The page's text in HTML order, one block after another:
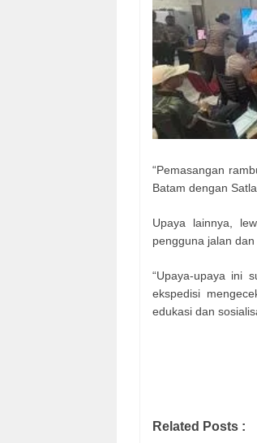
“Pemasangan
Batam dengan
Upaya lainnya,
pengguna jalan
“Upaya-upaya ini
ekspedisi
edukasi dan
Related Posts :